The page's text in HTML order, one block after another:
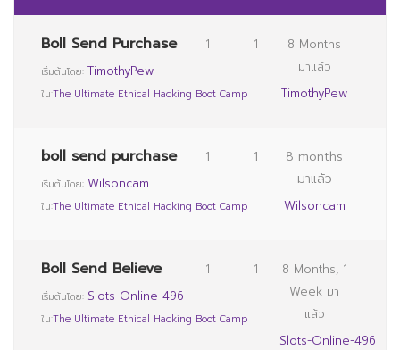
Boll Send Purchase
เริ่มต้นโดย: TimothyPew
ใน:The Ultimate Ethical Hacking Boot Camp
1 1
8 Months
มาแล้ว
TimothyPew
boll send purchase
เริ่มต้นโดย: Wilsoncam
ใน:The Ultimate Ethical Hacking Boot Camp
1 1
8 months
มาแล้ว
Wilsoncam
Boll Send Believe
เริ่มต้นโดย: Slots-Online-496
ใน:The Ultimate Ethical Hacking Boot Camp
1 1
8 Months, 1
Week มา
แล้ว
Slots-Online-496